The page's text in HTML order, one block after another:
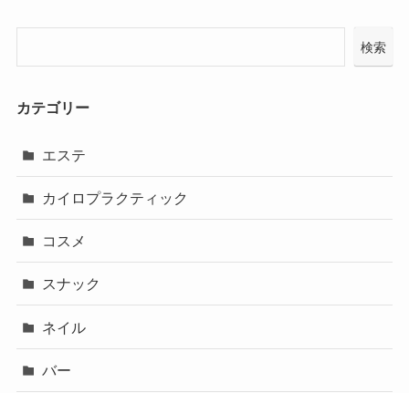
検索
カテゴリー
エステ
カイロプラクティック
コスメ
スナック
ネイル
バー